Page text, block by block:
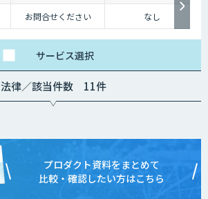
お問合せください なし
サービス選択
法律／該当件数 11件
プロダクト資料をまとめて
比較・確認したい方はこちら